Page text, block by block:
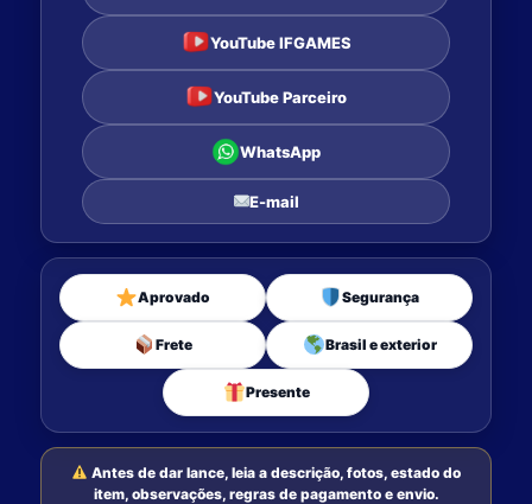
YouTube IFGAMES
YouTube Parceiro
WhatsApp
E-mail
Aprovado Segurança
Frete Brasil e exterior
Presente
Antes de dar lance, leia a descrição, fotos, estado do
item, observações, regras de pagamento e envio.